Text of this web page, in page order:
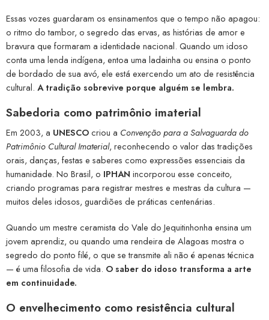
Essas vozes guardaram os ensinamentos que o tempo não apagou:
o ritmo do tambor, o segredo das ervas, as histórias de amor e
bravura que formaram a identidade nacional. Quando um idoso
conta uma lenda indígena, entoa uma ladainha ou ensina o ponto
de bordado de sua avó, ele está exercendo um ato de resistência
cultural. A tradição sobrevive porque alguém se lembra.
Sabedoria como patrimônio imaterial
Em 2003, a UNESCOcriou a Convenção para a Salvaguarda do
Patrimônio Cultural Imaterial, reconhecendo o valor das tradições
orais, danças, festas e saberes como expressões essenciais da
humanidade. No Brasil, o IPHAN incorporou esse conceito,
criando programas para registrar mestres e mestras da cultura —
muitos deles idosos, guardiões de práticas centenárias.
Quando um mestre ceramista do Vale do Jequitinhonha ensina um
jovem aprendiz, ou quando uma rendeira de Alagoas mostra o
segredo do ponto filé, o que se transmite ali não é apenas técnica
— é uma filosofia de vida. O saber do idoso transforma a arte
em continuidade.
O envelhecimento como resistência cultural